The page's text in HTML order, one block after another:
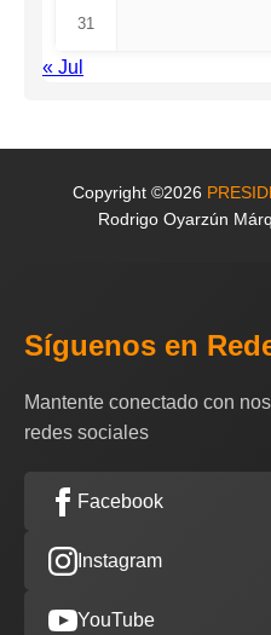
31
« Jul
Copyright ©2026
Rodrigo Oyarzún
Síguenos en
Mantente conectado con
redes sociales
Facebook
Instagram
YouTube